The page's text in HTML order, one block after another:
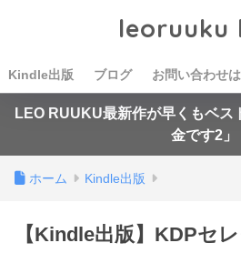
leoruuku
Kindle出版 ブログ お問い合わせ
LEO RUUKU最新作が早くもベス
金です2」
ホーム Kindle出版
【Kindle出版】KDPセ